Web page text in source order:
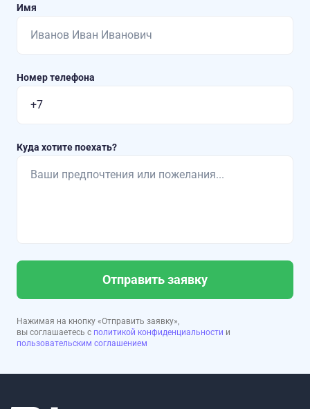
Имя
Номер телефона
Куда хотите поехать?
Отправить заявку
Нажимая на кнопку «Отправить заявку»,
вы соглашаетесь с политикой конфиденциальности и
пользовательским соглашением